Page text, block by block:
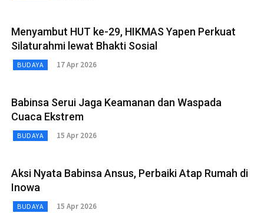
Menyambut HUT ke-29, HIKMAS Yapen Perkuat
Silaturahmi lewat Bhakti Sosial
BUDAYA 17 Apr 2026
Babinsa Serui Jaga Keamanan dan Waspada
Cuaca Ekstrem
BUDAYA 15 Apr 2026
Aksi Nyata Babinsa Ansus, Perbaiki Atap Rumah di
Inowa
BUDAYA 15 Apr 2026